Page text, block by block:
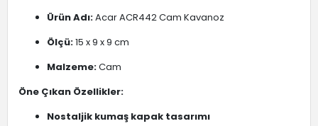
Ürün Adı:Acar ACR442 Cam Kavanoz
Ölçü:15 x 9 x 9 cm
Malzeme:Cam
Öne Çıkan Özellikler:
Nostaljik kumaş kapak tasarımı